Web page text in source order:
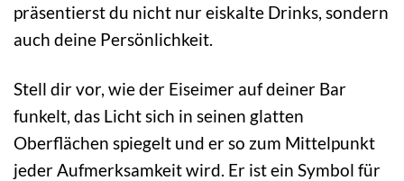
präsentierst du nicht nur eiskalte Drinks, sondern
auch deine Persönlichkeit.
Stell dir vor, wie der Eiseimer auf deiner Bar
funkelt, das Licht sich in seinen glatten
Oberflächen spiegelt und er so zum Mittelpunkt
jeder Aufmerksamkeit wird. Er ist ein Symbol für